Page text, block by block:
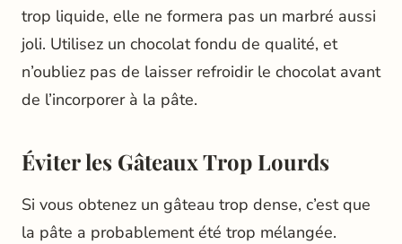
trop liquide, elle ne formera pas un marbré aussi
joli. Utilisez un chocolat fondu de qualité, et
n’oubliez pas de laisser refroidir le chocolat avant
de l’incorporer à la pâte.
Éviter les Gâteaux Trop Lourds
Si vous obtenez un gâteau trop dense, c’est que
la pâte a probablement été trop mélangée.